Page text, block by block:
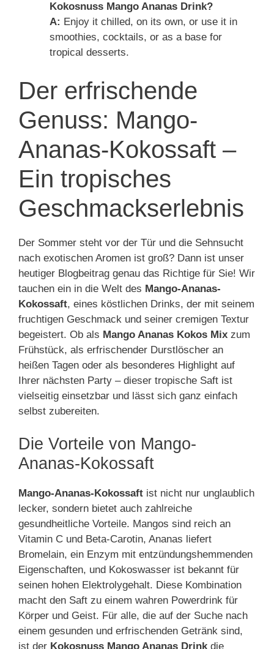
Kokosnuss Mango Ananas Drink?
A: Enjoy it chilled, on its own, or use it in
smoothies, cocktails, or as a base for
tropical desserts.
Der erfrischende
Genuss: Mango-
Ananas-Kokossaft –
Ein tropisches
Geschmackserlebnis
Der Sommer steht vor der Tür und die Sehnsucht
nach exotischen Aromen ist groß? Dann ist unser
heutiger Blogbeitrag genau das Richtige für Sie! Wir
tauchen ein in die Welt des Mango-Ananas-
Kokossaft, eines köstlichen Drinks, der mit seinem
fruchtigen Geschmack und seiner cremigen Textur
begeistert. Ob als Mango Ananas Kokos Mix zum
Frühstück, als erfrischender Durstlöscher an
heißen Tagen oder als besonderes Highlight auf
Ihrer nächsten Party – dieser tropische Saft ist
vielseitig einsetzbar und lässt sich ganz einfach
selbst zubereiten.
Die Vorteile von Mango-
Ananas-Kokossaft
Mango-Ananas-Kokossaft ist nicht nur unglaublich
lecker, sondern bietet auch zahlreiche
gesundheitliche Vorteile. Mangos sind reich an
Vitamin C und Beta-Carotin, Ananas liefert
Bromelain, ein Enzym mit entzündungshemmenden
Eigenschaften, und Kokoswasser ist bekannt für
seinen hohen Elektrolygehalt. Diese Kombination
macht den Saft zu einem wahren Powerdrink für
Körper und Geist. Für alle, die auf der Suche nach
einem gesunden und erfrischenden Getränk sind,
ist der Kokosnuss Mango Ananas Drink die